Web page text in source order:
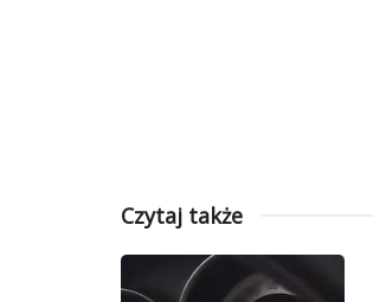
Czytaj także